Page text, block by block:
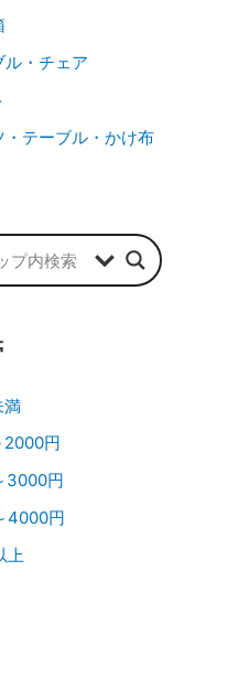
ル・チェア
・テーブル・かけ布
満
2000円
3000円
4000円
上